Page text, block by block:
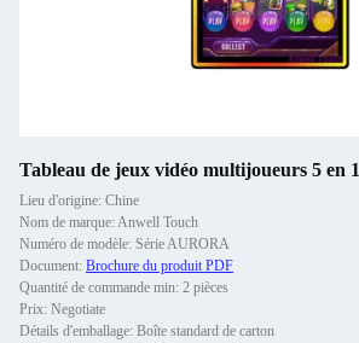
Tableau de jeux vidéo multijoueurs 5 en 1
Lieu d'origine: Chine
Nom de marque: Anwell Touch
Numéro de modèle: Série AURORA
Document: Brochure du produit PDF
Quantité de commande min: 2 pièces
Prix: Negotiate
Détails d'emballage: Boîte standard de carton